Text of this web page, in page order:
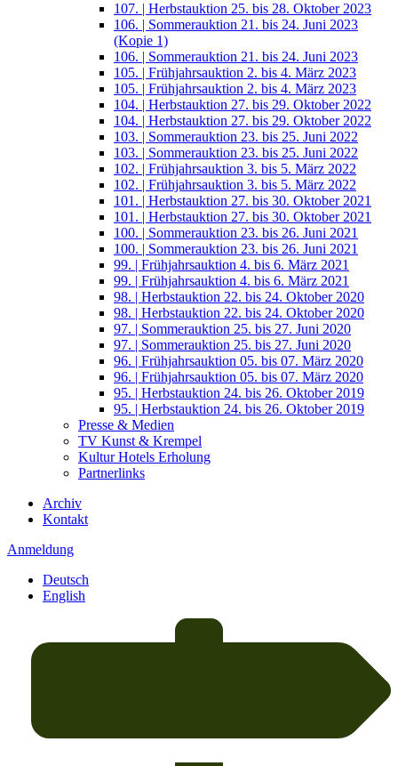
107. | Herbstauktion 25. bis 28. Oktober 2023
106. | Sommerauktion 21. bis 24. Juni 2023
(Kopie 1)
106. | Sommerauktion 21. bis 24. Juni 2023
105. | Frühjahrsauktion 2. bis 4. März 2023
105. | Frühjahrsauktion 2. bis 4. März 2023
104. | Herbstauktion 27. bis 29. Oktober 2022
104. | Herbstauktion 27. bis 29. Oktober 2022
103. | Sommerauktion 23. bis 25. Juni 2022
103. | Sommerauktion 23. bis 25. Juni 2022
102. | Frühjahrsauktion 3. bis 5. März 2022
102. | Frühjahrsauktion 3. bis 5. März 2022
101. | Herbstauktion 27. bis 30. Oktober 2021
101. | Herbstauktion 27. bis 30. Oktober 2021
100. | Sommerauktion 23. bis 26. Juni 2021
100. | Sommerauktion 23. bis 26. Juni 2021
99. | Frühjahrsauktion 4. bis 6. März 2021
99. | Frühjahrsauktion 4. bis 6. März 2021
98. | Herbstauktion 22. bis 24. Oktober 2020
98. | Herbstauktion 22. bis 24. Oktober 2020
97. | Sommerauktion 25. bis 27. Juni 2020
97. | Sommerauktion 25. bis 27. Juni 2020
96. | Frühjahrsauktion 05. bis 07. März 2020
96. | Frühjahrsauktion 05. bis 07. März 2020
95. | Herbstauktion 24. bis 26. Oktober 2019
95. | Herbstauktion 24. bis 26. Oktober 2019
Presse & Medien
TV Kunst & Krempel
Kultur Hotels Erholung
Partnerlinks
Archiv
Kontakt
Anmeldung
Deutsch
English